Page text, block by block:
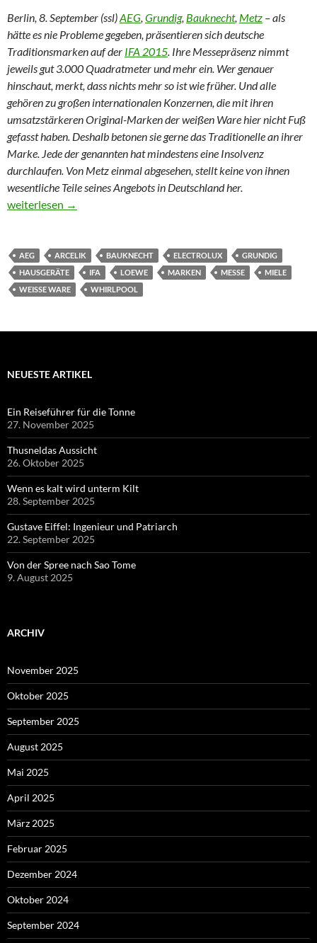
Berlin, 8. September (ssl)AEG Grundig, Bauknecht, Metz – als
hätte es nie Probleme gegeben, präsentieren sich deutsche
Traditionsmarken auf der IFA 2015 . Ihre Messepräsenz nimmt
jeweils gut 3.000 Quadratmeter und mehr ein. Wer genauer
hinschaut, merkt, dass nichts mehr so ist wie früher. Und alle
gehören zu großen internationalen Konzernen, die mit ihren
umsatzstärkeren Original-Marken der weißen Ware hier nicht Fuß
gefasst haben. Deshalb betonen sie gerne das Traditionelle an ihrer
Marke. Jede der genannten hat mindestens eine Insolvenz
durchlaufen. Von Metz einmal abgesehen, stellt keine von ihnen
wesentliche Teile seines Angebots in Deutschland her.
IFA 2015 – Ein Hauch von Retro in der vernetzten Küche
weiterlesen →
AEG ARCELIK BAUKNECHT ELECTROLUX
GRUNDIG
HAUSGERÄTE
IFA LOEWE MARKEN MESSE
MIELE
WEISSE WARE
WHIRLPOOL
NEUESTE ARTIKEL
Ein Reiseführer für die Tonne
27. November 2025
Thusneldas Aussicht
26. Oktober 2025
Wenn es kalt wird unterm Kilt
28. September 2025
Gustave Eiffel: Ingenieur und Patriarch
22. September 2025
Von der Spree nach Sao Tome
9. August 2025
ARCHIV
November 2025
Oktober 2025
September 2025
August 2025
Mai 2025
April 2025
März 2025
Februar 2025
Dezember 2024
Oktober 2024
September 2024